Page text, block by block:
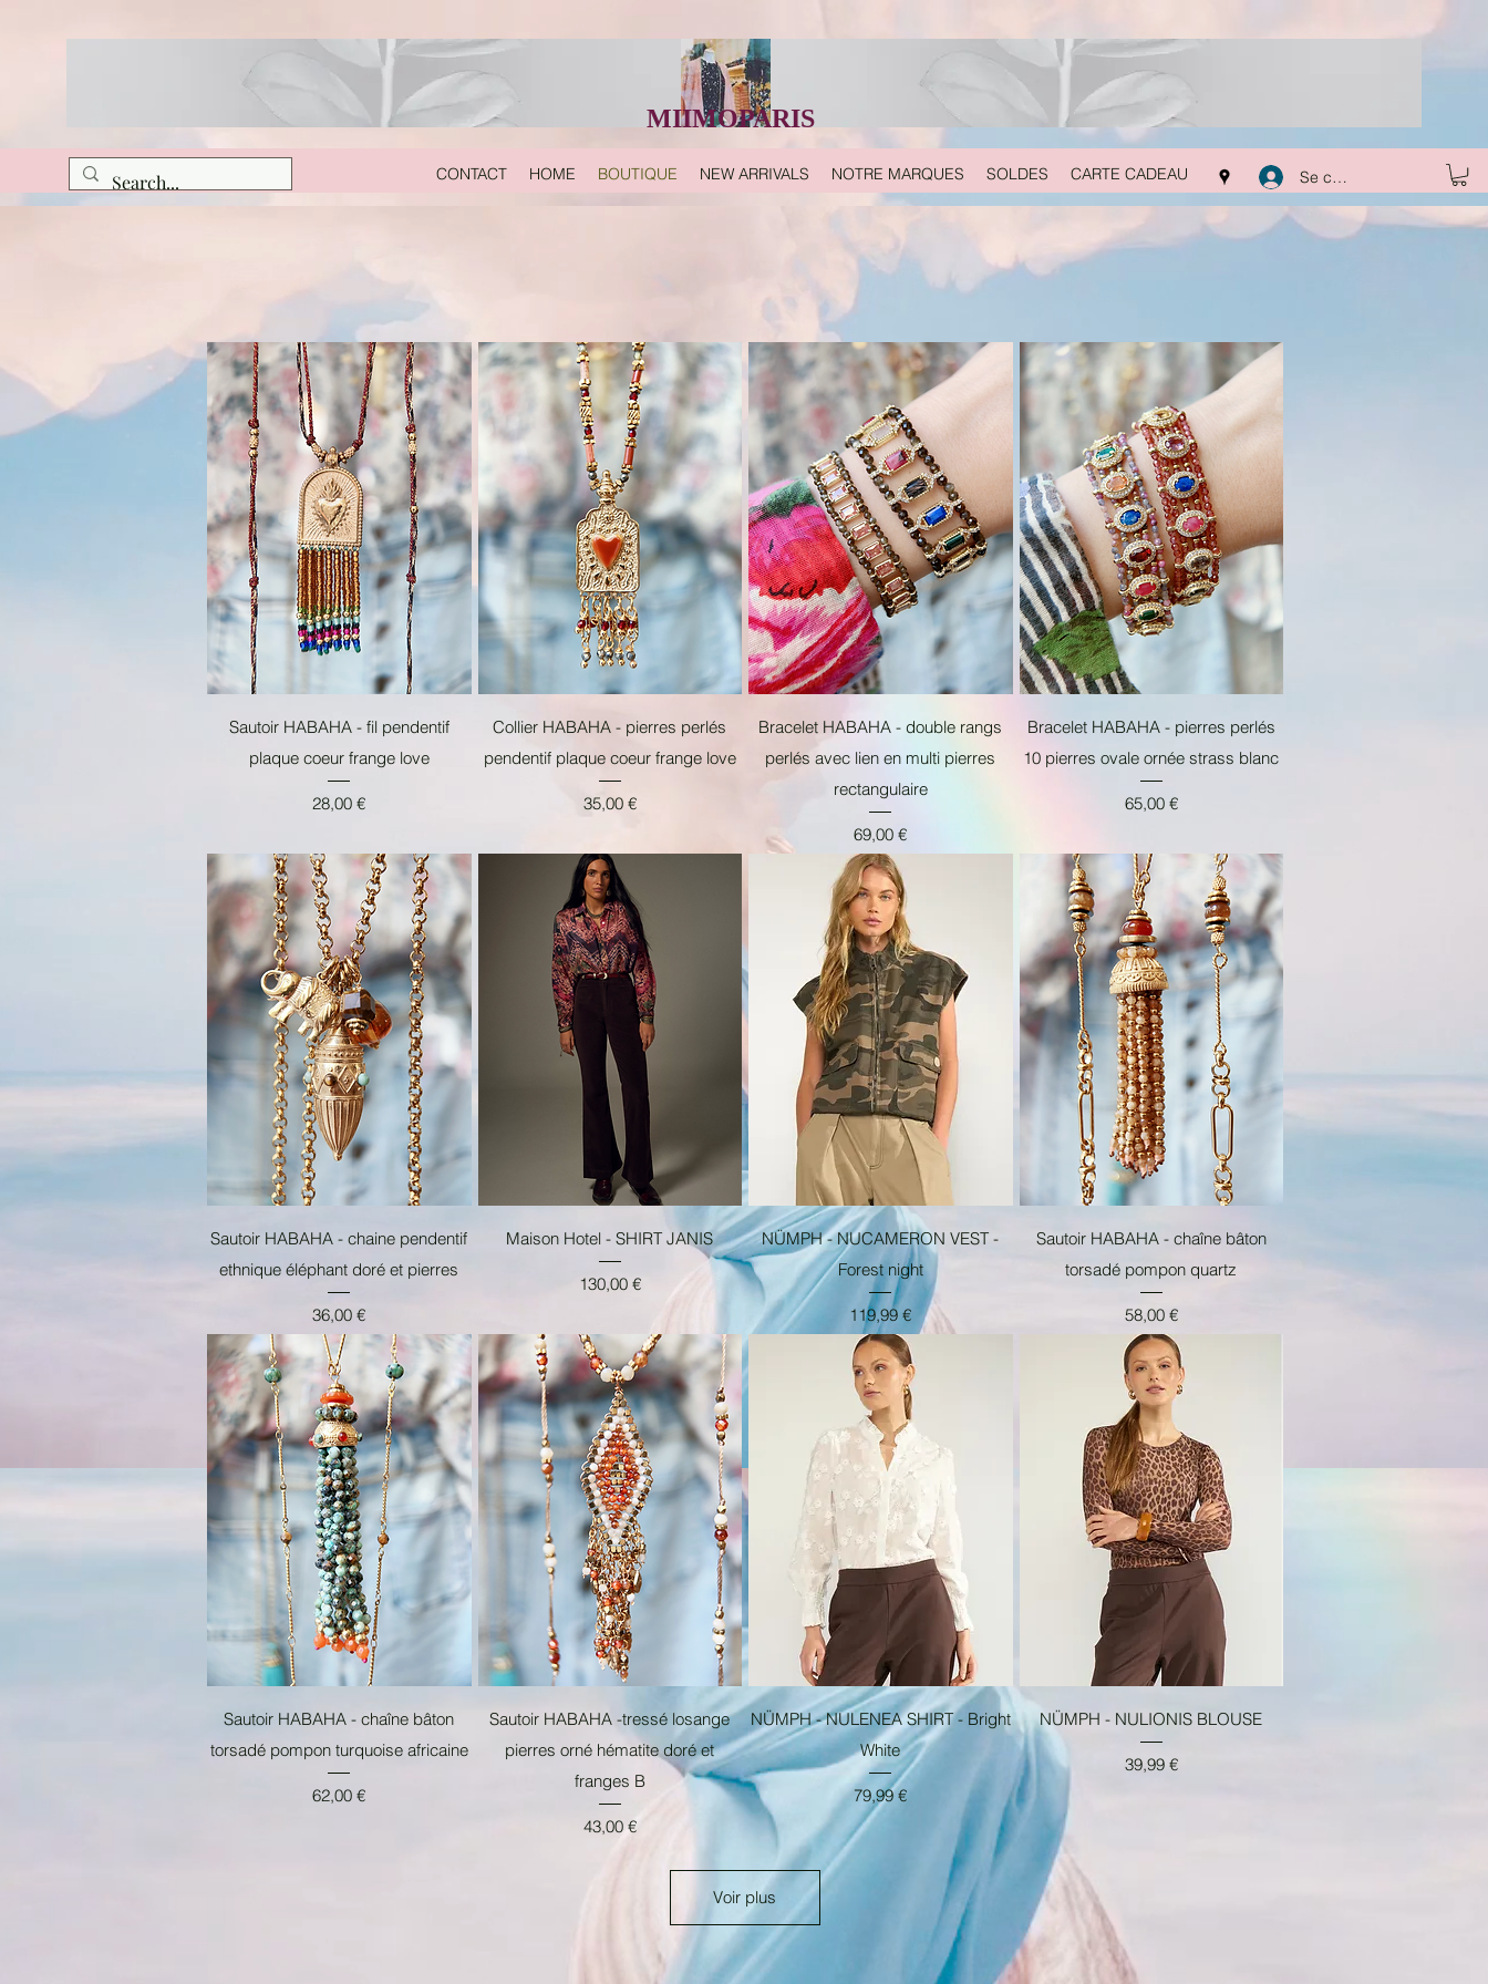
MIIMOPARIS
CONTACT HOME BOUTIQUE NEW ARRIVALS NOTRE MARQUES SOLDES CARTE CADEAU Se connecter
Aperçu rapide
Sautoir HABAHA - fil pendentif
plaque coeur frange love
Prix
28,00 €
Aperçu rapide
Collier HABAHA - pierres perlés
pendentif plaque coeur frange love
Prix
35,00 €
Aperçu rapide
Bracelet HABAHA - double rangs
perlés avec lien en multi pierres
rectangulaire
Prix
69,00 €
Aperçu rapide
Bracelet HABAHA - pierres perlés
10 pierres ovale ornée strass blanc
Prix
65,00 €
Aperçu rapide
Sautoir HABAHA - chaine pendentif
ethnique éléphant doré et pierres
Prix
36,00 €
Aperçu rapide
Maison Hotel - SHIRT JANIS
Prix
130,00 €
Aperçu rapide
NÜMPH - NUCAMERON VEST -
Forest night
Prix
119,99 €
Aperçu rapide
Sautoir HABAHA - chaîne bâton
torsadé pompon quartz
Prix
58,00 €
Aperçu rapide
Sautoir HABAHA - chaîne bâton
torsadé pompon turquoise africaine
Prix
62,00 €
Aperçu rapide
Sautoir HABAHA -tressé losange
pierres orné hématite doré et
franges B
Prix
43,00 €
Aperçu rapide
NÜMPH - NULENEA SHIRT - Bright
White
Prix
79,99 €
Aperçu rapide
NÜMPH - NULIONIS BLOUSE
Prix
39,99 €
Voir plus